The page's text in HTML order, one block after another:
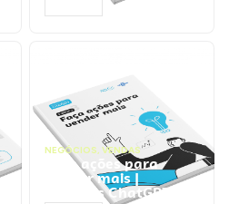
NEGÓCIOS, VENDAS
Faça ações para
vender mais |
Prompts ChatGPT